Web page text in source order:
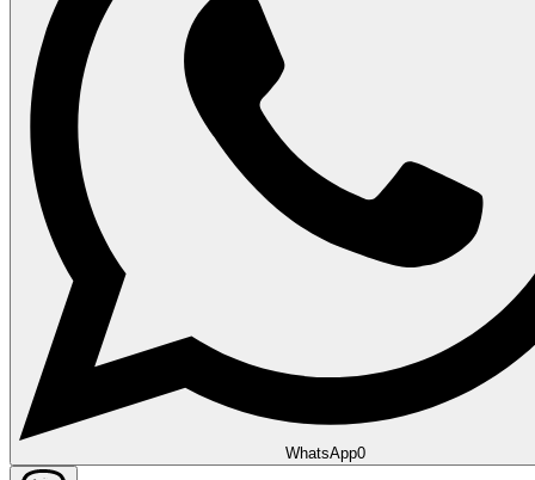
WhatsApp0